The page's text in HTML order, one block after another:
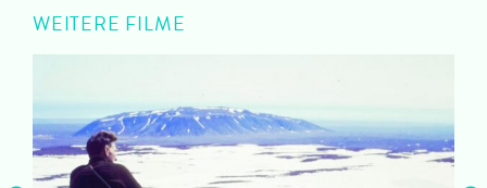
WEITERE FILME